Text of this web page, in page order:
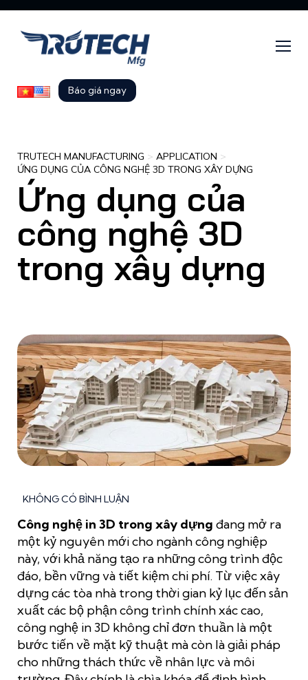
Báo giá ngay
TRUTECH MANUFACTURING > APPLICATION >
ỨNG DỤNG CỦA CÔNG NGHỆ 3D TRONG XÂY DỰNG
Ứng dụng của
công nghệ 3D
trong xây dựng
KHÔNG CÓ BÌNH LUẬN
Công nghệ in 3D trong xây dựng đang mở ra
một kỷ nguyên mới cho ngành công nghiệp
này, với khả năng tạo ra những công trình độc
đáo, bền vững và tiết kiệm chi phí. Từ việc xây
dựng các tòa nhà trong thời gian kỷ lục đến sản
xuất các bộ phận công trình chính xác cao,
công nghệ in 3D không chỉ đơn thuần là một
bước tiến về mặt kỹ thuật mà còn là giải pháp
cho những thách thức về nhân lực và môi